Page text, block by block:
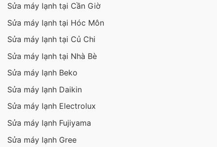
Sửa máy lạnh tại Cần Giờ
Sửa máy lạnh tại Hóc Môn
Sửa máy lạnh tại Củ Chi
Sửa máy lạnh tại Nhà Bè
Sửa máy lạnh Beko
Sửa máy lạnh Daikin
Sửa máy lạnh Electrolux
Sửa máy lạnh Fujiyama
Sửa máy lạnh Gree